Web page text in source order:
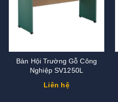
Bàn Hội Trường Gỗ Công
Nghiệp SV1250L
Liên hệ